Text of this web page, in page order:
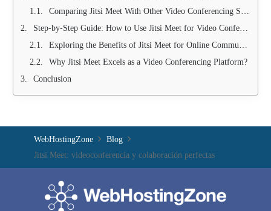
Comparing Jitsi Meet With Other Video Conferencing Solutions
Step-by-Step Guide: How to Use Jitsi Meet for Video Conferencing
Exploring the Benefits of Jitsi Meet for Online Communication
Why Jitsi Meet Excels as a Video Conferencing Platform?
Conclusion
WebHostingZone
Blog
Jitsi Meet: videoconferencia y colaboración perfectas